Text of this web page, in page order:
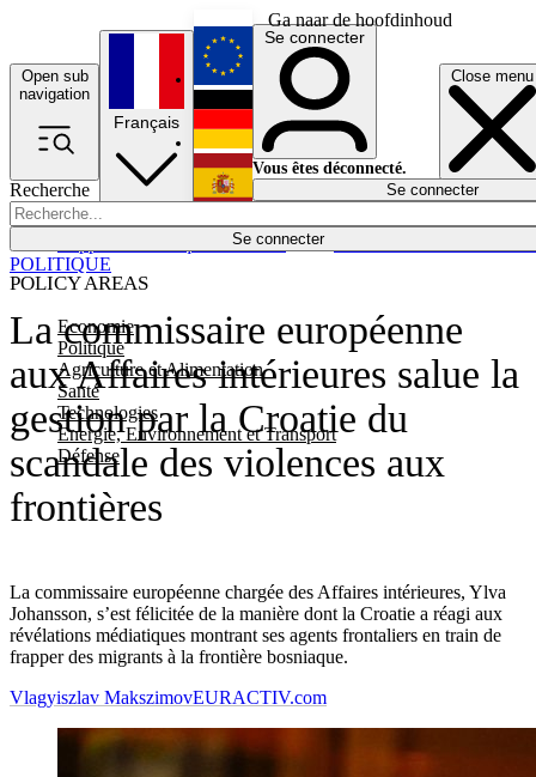
Ga naar de hoofdinhoud
Open sub
navigation
Close menu
Recherche
Se connecter
POLICY AREAS
Economie
Politique
Agriculture et Alimentation
Santé
Technologies
Energie, Environnement et Transport
Défense
Économie
Français
English
Deutsch
Español
Se connecter
Vous êtes déconnecté.
Se connecter
La commissaire européenne
aux Affaires intérieures salue la
gestion par la Croatie du
scandale des violences aux
frontières
La commissaire européenne chargée des Affaires intérieures, Ylva
Johansson, s’est félicitée de la manière dont la Croatie a réagi aux
révélations médiatiques montrant ses agents frontaliers en train de
frapper des migrants à la frontière bosniaque.
POLITIQUE
Vlagyiszlav MakszimovEURACTIV.com